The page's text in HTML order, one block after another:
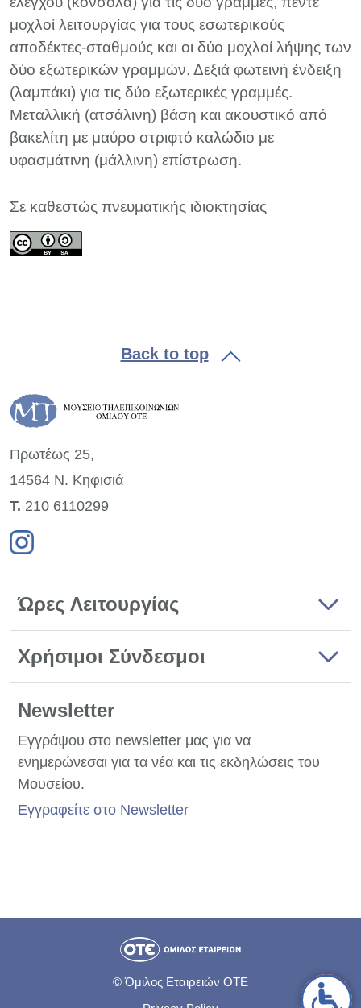
μοχλοί λειτουργίας για τους εσωτερικούς
αποδέκτες-σταθμούς και οι δύο μοχλοί λήψης των
δύο εξωτερικών γραμμών. Δεξιά φωτεινή ένδειξη
(λαμπάκι) για τις δύο εξωτερικές γραμμές.
Μεταλλική (ατσάλινη) βάση και ακουστικό από
βακελίτη με μαύρο στριφτό καλώδιο με
υφασμάτινη (μάλλινη) επίστρωση.
Σε καθεστώς πνευματικής ιδιοκτησίας
Back to top
Πρωτέως 25,
14564 Ν. Κηφισιά
Τ. 210 6110299
Ώρες Λειτουργίας
Χρήσιμοι Σύνδεσμοι
Newsletter
Εγγράψου στο newsletter μας για να
ενημερώνεσαι για τα νέα και τις εκδηλώσεις του
Μουσείου.
Εγγραφείτε στο Newsletter
© Όμιλος Εταιρειών ΟΤΕ